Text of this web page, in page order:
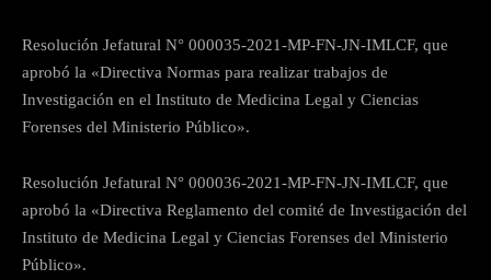
Resolución Jefatural N° 000035-2021-MP-FN-JN-IMLCF, que
aprobó la «Directiva Normas para realizar trabajos de
Investigación en el Instituto de Medicina Legal y Ciencias
Forenses del Ministerio Público».
Resolución Jefatural N° 000036-2021-MP-FN-JN-IMLCF, que
aprobó la «Directiva Reglamento del comité de Investigación del
Instituto de Medicina Legal y Ciencias Forenses del Ministerio
Público».